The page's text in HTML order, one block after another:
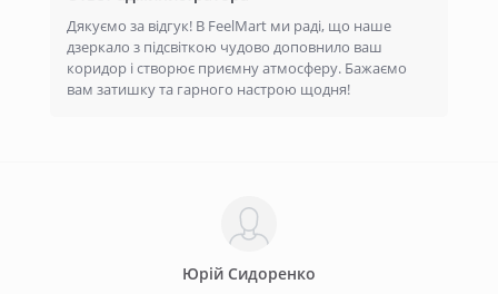
Дякуємо за відгук! В FeelMart ми раді, що наше
дзеркало з підсвіткою чудово доповнило ваш
коридор і створює приємну атмосферу. Бажаємо
вам затишку та гарного настрою щодня!
Юрій Сидоренко